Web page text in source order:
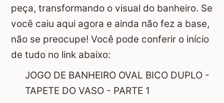
peça, transformando o visual do banheiro. Se
você caiu aqui agora e ainda não fez a base,
não se preocupe! Você pode conferir o início
de tudo no link abaixo:
JOGO DE BANHEIRO OVAL BICO DUPLO -
TAPETE DO VASO - PARTE 1